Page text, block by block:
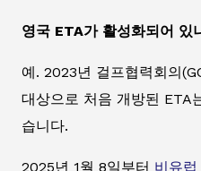
영국 ETA가 활성화되어 있
예. 2023년 걸프협력회의
대상으로 처음 개방된 ETA
습니다.
2025년 1월 8일부터 비유